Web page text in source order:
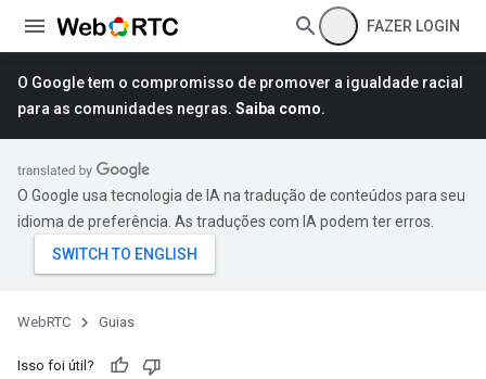
FAZER LOGIN
O Google tem o compromisso de promover a igualdade racial
para as comunidades negras. Saiba como.
O Google usa tecnologia de IA na tradução de conteúdos para seu
idioma de preferência. As traduções com IA podem ter erros.
WebRTC Guias
Isso foi útil?